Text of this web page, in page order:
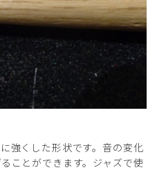
強くした形状です。音の変化
ことができます。ジャズで使